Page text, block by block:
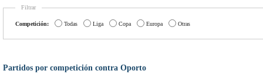
Filtrar
Competición: Todas Liga Copa Europa Otras
Partidos por competición contra Oporto